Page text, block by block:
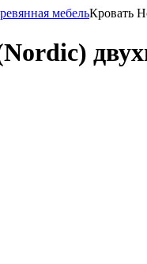
мебельКровать